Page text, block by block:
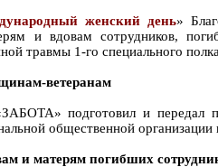
женский день»
и вдовам сотрудников,
травмы 1-го специального
ветеранам
подготовил и передал
общественной
и матерям погибших